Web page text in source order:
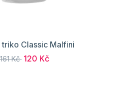
triko Classic Malfini
161 Kč 120 Kč